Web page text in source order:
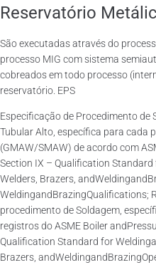
Reservatório
São executadas através do
processo MIG com sistema
cobreados em todo processo
reservatório. EPS
Especificação de Procedimento de
Tubular Alto, específica para cada
(GMAW/SMAW) de acordo com
Section IX – Qualification
Welders, Brazers,
WeldingandBrazingQualifications;
procedimento de Soldagem,
registros do ASME Boiler
Qualification Standard for
Brazers,